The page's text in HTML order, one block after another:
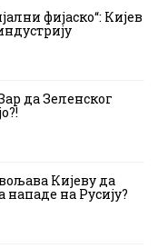
фијаско“: Кијев
да Зеленског
Кијеву да
нападе на Русију?